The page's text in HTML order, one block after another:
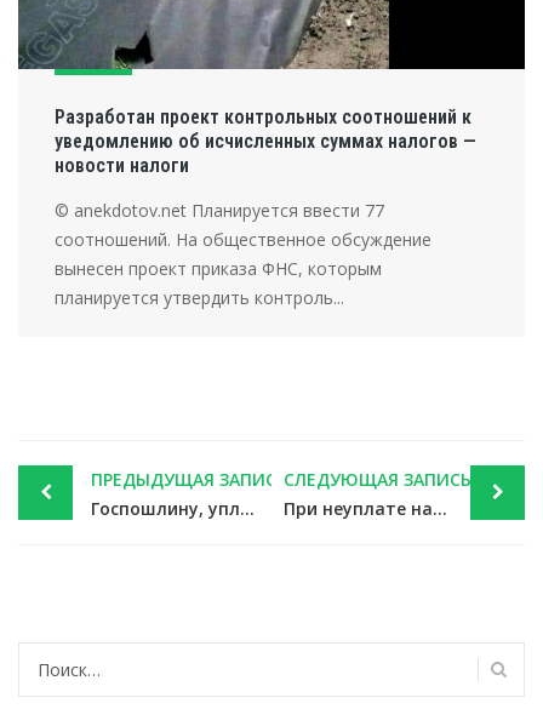
Разработан проект контрольных соотношений к
уведомлению об исчисленных суммах налогов —
новости налоги
© anekdotov.net Планируется ввести 77
соотношений. На общественное обсуждение
вынесен проект приказа ФНС, которым
планируется утвердить контроль...
Post
navigation
ПРЕДЫДУЩАЯ ЗАПИСЬ
Госпошлину, уплаченную иным лицом, вернуть могут тому, за кого она уплачена — новости налоги
СЛЕДУЮЩАЯ ЗАПИСЬ
При неуплате налоговых авансов дело может дойти до ареста имущества фирмы — новости налоги